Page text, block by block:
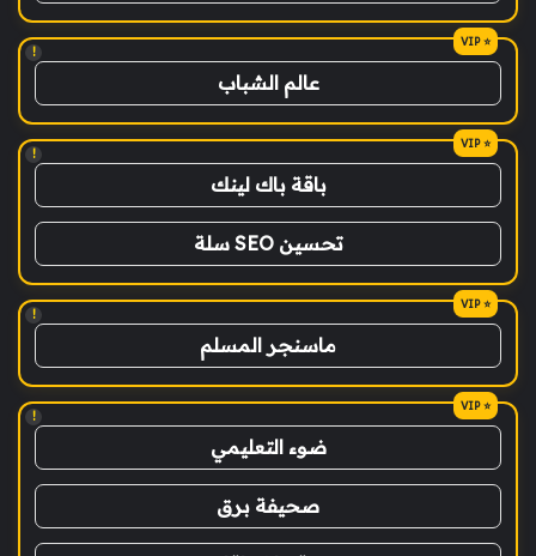
!
عالم الشباب
!
باقة باك لينك
تحسين SEO سلة
!
ماسنجر المسلم
!
ضوء التعليمي
صحيفة برق